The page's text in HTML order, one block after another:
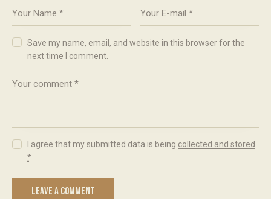
Save my name, email, and website in this browser for the
next time I comment.
I agree that my submitted data is being collected and stored
*